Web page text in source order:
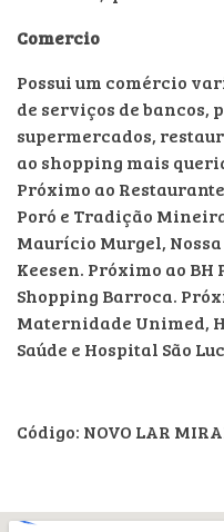
Comercio
Possui um comércio
de serviços de
supermercados,
ao shopping mais
Próximo ao
Poró e Tradição
Maurício Murgel,
Keesen. Próximo ao BH
Shopping Barroca.
Maternidade Unimed,
Saúde e Hospital São
Código: NOVO LAR